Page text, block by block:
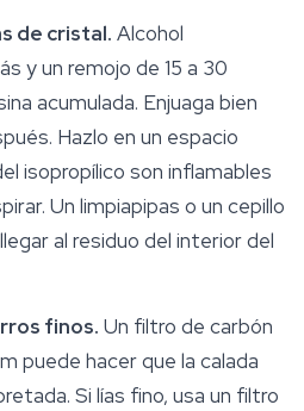
de cristal. Alcohol
y un remojo de 15 a 30
acumulada. Enjuaga bien
Hazlo en un espacio
isopropílico son inflamables
Un limpiapipas o un cepillo
al residuo del interior del
finos. Un filtro de carbón
puede hacer que la calada
Si lías fino, usa un filtro